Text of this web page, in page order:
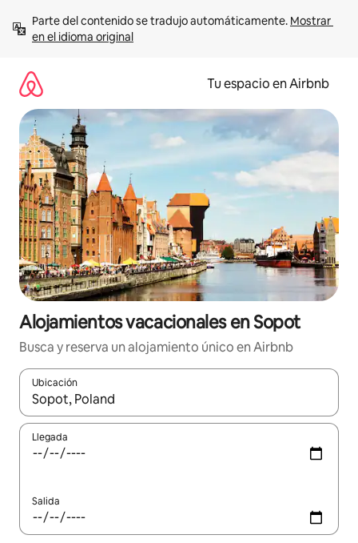
contenido
Parte del contenido se tradujo automáticamente. Mostrar
en el idioma original
Tu espacio en Airbnb
Alojamientos vacacionales en Sopot
Busca y reserva un alojamiento único en Airbnb
Ubicación
Cuando los resultados estén disponibles, podrás navegar
Llegada
Salida